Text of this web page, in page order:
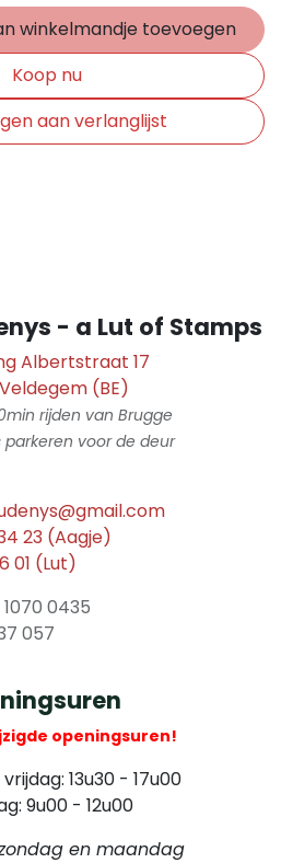
winkelmandje toevoegen
Koop nu
aan verlanglijst
- a Lut of Stamps
Albertstraat 17
(BE)
rijden van Brugge
voor de deur
23 (Aagje)
01 (Lut)
1070 0435
057
openingsuren!
13u30 - 17u00
9u00 - 12u00
en maandag